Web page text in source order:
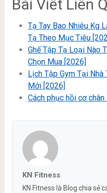
Bài Viết Liên
Tạ Tay Bao Nhiêu Kg
Tạ Theo Mục Tiêu
Ghế Tập Tạ Loại Nào
Chọn Mua [2026]
Lịch Tập Gym Tại
Mới [2026]
Cách phục hồi cơ
KN Fitness
KN Fitness là Blog chia sẻ